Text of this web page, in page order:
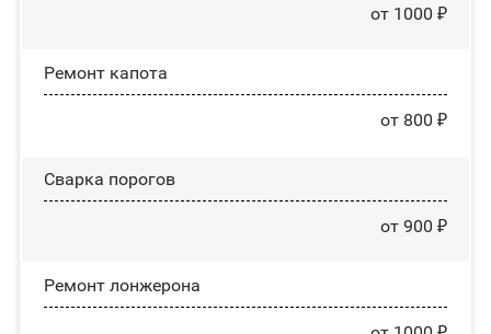
от 1000 ₽
Ремонт капота
от 800 ₽
Сварка порогов
от 900 ₽
Ремонт лонжерона